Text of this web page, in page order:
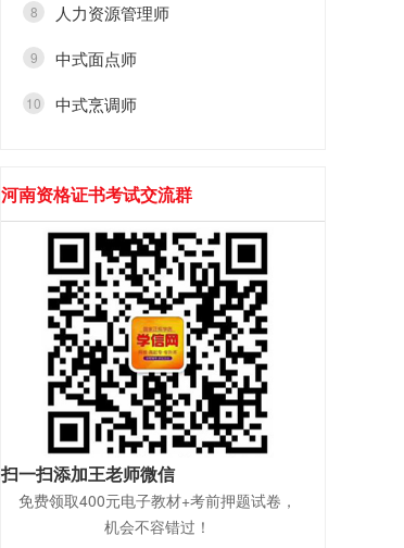
8 人力资源管理师
9 中式面点师
10 中式烹调师
河南资格证书考试交流群
扫一扫添加王老师微信
免费领取400元电子教材+考前押题试卷，
机会不容错过！